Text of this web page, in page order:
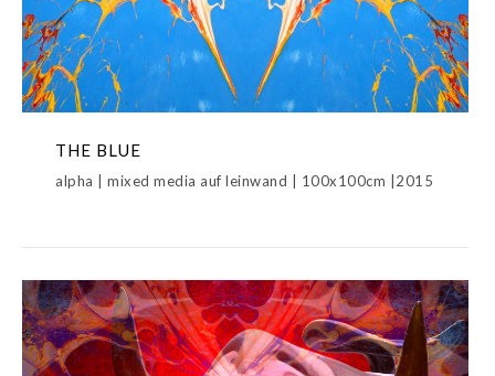
THE BLUE
alpha | mixed media auf leinwand | 100x100cm |2015